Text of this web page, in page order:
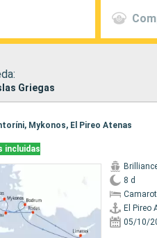
Griegas
Mykonos, El Pireo Atenas
incluidas
8 d
El Pireo
05/10/